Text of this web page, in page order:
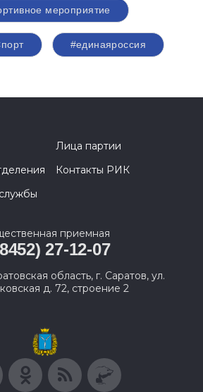
мероприятие
#единаяроссия
Лица партии
Контакты РИК
приемная
27-12-07
область, г. Саратов, ул.
д. 72, строение 2